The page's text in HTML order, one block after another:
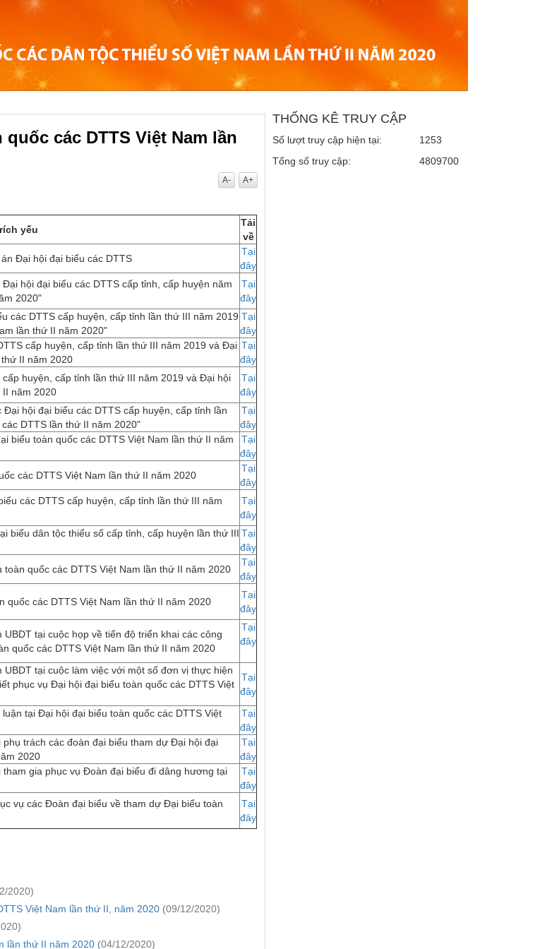
các DTTS Việt Nam lần
A+
A-
yếu
Tải
về
Đại hội đại biểu các DTTS
Tại
đây
hội đại biểu các DTTS cấp tỉnh, cấp huyện năm
2020"
Tại
đây
các DTTS cấp huyện, cấp tỉnh lần thứ III năm 2019
lần thứ II năm 2020"
Tại
đây
cấp huyện, cấp tỉnh lần thứ III năm 2019 và Đại
II năm 2020
Tại
đây
huyện, cấp tỉnh lần thứ III năm 2019 và Đại hội
II năm 2020
Tại
đây
hội đại biểu các DTTS cấp huyện, cấp tỉnh lần
DTTS lần thứ II năm 2020"
Tại
đây
biểu toàn quốc các DTTS Việt Nam lần thứ II năm
Tại
đây
các DTTS Việt Nam lần thứ II năm 2020
Tại
đây
các DTTS cấp huyện, cấp tỉnh lần thứ III năm
Tại
đây
biểu dân tộc thiểu số cấp tỉnh, cấp huyện lần thứ III Tại
đây
quốc các DTTS Việt Nam lần thứ II năm 2020
Tại
đây
quốc các DTTS Việt Nam lần thứ II năm 2020
Tại
đây
tại cuộc họp về tiến độ triển khai các công
quốc các DTTS Việt Nam lần thứ II năm 2020
Tại
đây
tại cuộc làm việc với một số đơn vị thực hiện
phục vụ Đại hội đại biểu toàn quốc các DTTS Việt
Tại
đây
tại Đại hội đại biểu toàn quốc các DTTS Việt
Tại
đây
trách các đoàn đại biểu tham dự Đại hội đại
2020
Tại
đây
gia phục vụ Đoàn đại biểu đi dâng hương tại
Tại
đây
vụ các Đoàn đại biểu về tham dự Đại biểu toàn
Tại
đây
2020)
Việt Nam lần thứ II, năm 2020 (09/12/2020)
lần thứ II năm 2020 (04/12/2020)
THỐNG KÊ TRUY CẬP
Số lượt truy cập hiện tại:
1253
Tổng số truy cập:
4809700